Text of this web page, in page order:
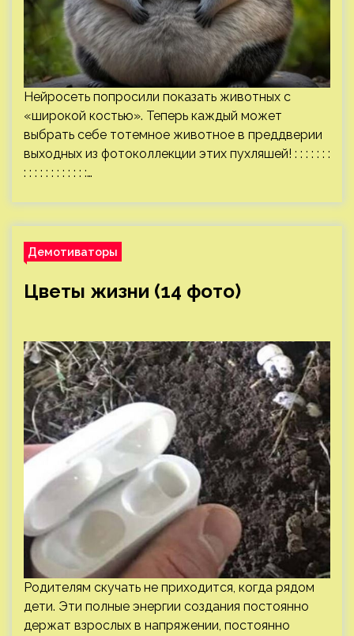
Нейросеть попросили показать животных с
«широкой костью». Теперь каждый может
выбрать себе тотемное животное в преддверии
выходных из фотоколлекции этих пухляшей! : : : : : : :
: : : : : : : : : : : :…
Демотиваторы
Цветы жизни (14 фото)
Родителям скучать не приходится, когда рядом
дети. Эти полные энергии создания постоянно
держат взрослых в напряжении, постоянно